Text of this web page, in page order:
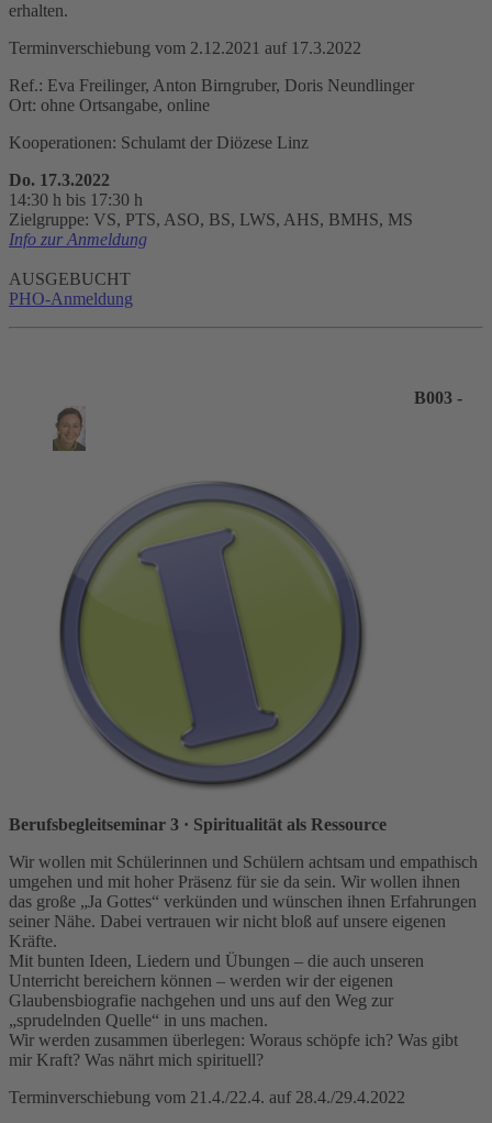
erhalten.
Terminverschiebung vom 2.12.2021 auf 17.3.2022
Ref.: Eva Freilinger, Anton Birngruber, Doris Neundlinger
Ort: ohne Ortsangabe, online
Kooperationen: Schulamt der Diözese Linz
Do. 17.3.2022
14:30 h bis 17:30 h
Zielgruppe: VS, PTS, ASO, BS, LWS, AHS, BMHS, MS
Info zur Anmeldung
AUSGEBUCHT
PHO-Anmeldung
B003 -
Berufsbegleitseminar 3 · Spiritualität als Ressource
Wir wollen mit Schülerinnen und Schülern achtsam und empathisch
umgehen und mit hoher Präsenz für sie da sein. Wir wollen ihnen
das große „Ja Gottes“ verkünden und wünschen ihnen Erfahrungen
seiner Nähe. Dabei vertrauen wir nicht bloß auf unsere eigenen
Kräfte.
Mit bunten Ideen, Liedern und Übungen – die auch unseren
Unterricht bereichern können – werden wir der eigenen
Glaubensbiografie nachgehen und uns auf den Weg zur
„sprudelnden Quelle“ in uns machen.
Wir werden zusammen überlegen: Woraus schöpfe ich? Was gibt
mir Kraft? Was nährt mich spirituell?
Terminverschiebung vom 21.4./22.4. auf 28.4./29.4.2022